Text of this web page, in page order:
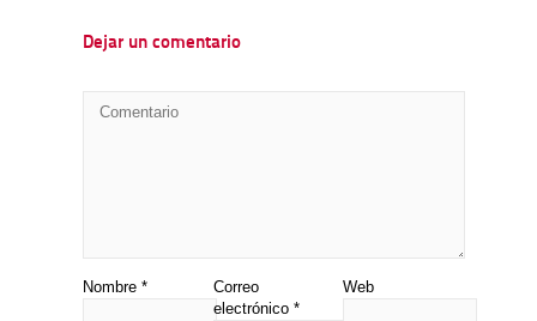
Dejar un comentario
Nombre *
Correo
electrónico *
Web